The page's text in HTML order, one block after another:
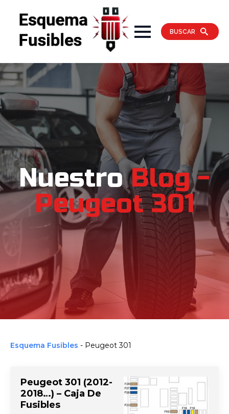
BUSCAR
Nuestro Blog -
Peugeot 301
Esquema Fusibles - Peugeot 301
Peugeot 301 (2012-
2018…) – Caja De
Fusibles